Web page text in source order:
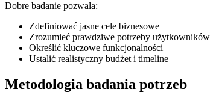
Dobre badanie pozwala:
Zdefiniować jasne cele biznesowe
Zrozumieć prawdziwe potrzeby użytkowników
Określić kluczowe funkcjonalności
Ustalić realistyczny budżet i timeline
Metodologia badania potrzeb